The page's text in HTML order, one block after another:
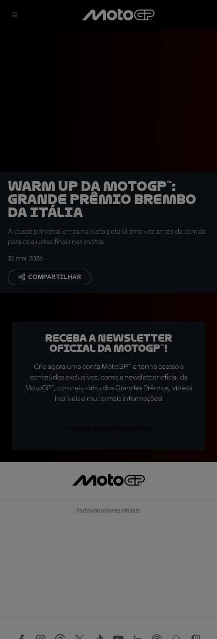
Warm Up da MotoGP™:
Grande Prêmio Brembo
da Itália
A classe principal entra na pista pela última vez antes da corrida
para os ajustes finais nas motos
31 mai. 2026
COMPARTILHAR
Receba a newsletter
oficial da MotoGP™!
Crie agora uma conta MotoGP™ e tenha acesso a
conteúdos exclusivos, como a newsletter oficial da
MotoGP™, com relatórios dos Grandes Prêmios, vídeos
incríveis e muito mais informações!
Patrocinadores oficiais